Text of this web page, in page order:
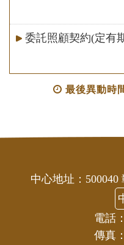
委託照顧契約(定有
最後異動時
中心地址：
電話
傳真